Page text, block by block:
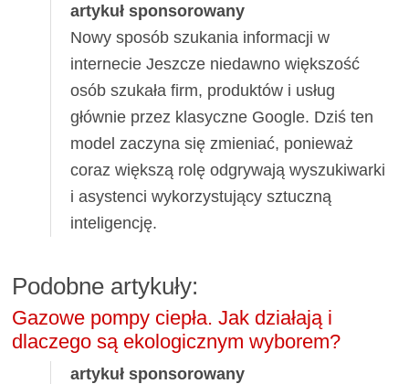
artykuł sponsorowany
Nowy sposób szukania informacji w
internecie Jeszcze niedawno większość
osób szukała firm, produktów i usług
głównie przez klasyczne Google. Dziś ten
model zaczyna się zmieniać, ponieważ
coraz większą rolę odgrywają wyszukiwarki
i asystenci wykorzystujący sztuczną
inteligencję.
Podobne artykuły:
Gazowe pompy ciepła. Jak działają i
dlaczego są ekologicznym wyborem?
artykuł sponsorowany